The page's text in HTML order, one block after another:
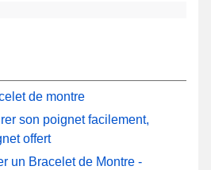
de montre
son poignet facilement,
offert
un Bracelet de Montre -